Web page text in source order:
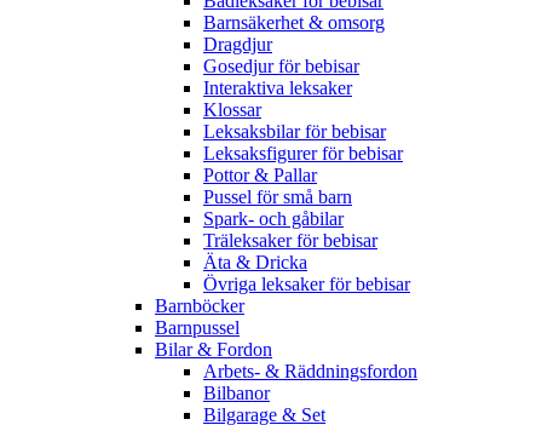
Barnsäkerhet & omsorg
Dragdjur
Gosedjur för bebisar
Interaktiva leksaker
Klossar
Leksaksbilar för bebisar
Leksaksfigurer för bebisar
Pottor & Pallar
Pussel för små barn
Spark- och gåbilar
Träleksaker för bebisar
Äta & Dricka
Övriga leksaker för bebisar
Barnböcker
Barnpussel
Bilar & Fordon
Arbets- & Räddningsfordon
Bilbanor
Bilgarage & Set